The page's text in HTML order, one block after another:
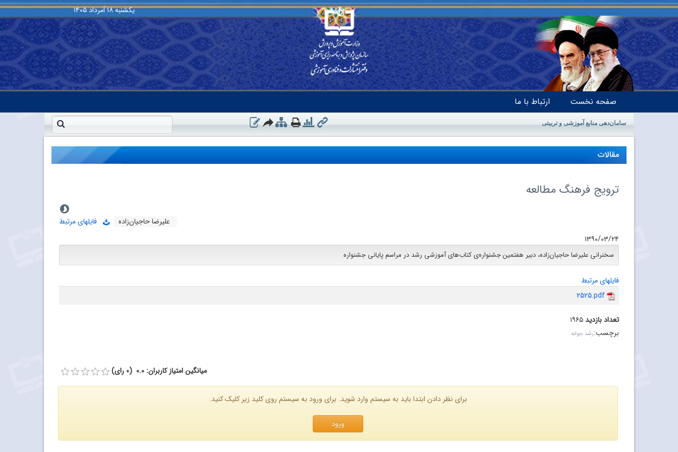
یکشنبه۱۸ اَمرداد ۱۴۰۵
صفحه نخست ارتباط با ما
سامان‌دهی منابع آموزشی و تربیتی
مقالات
ترویج فرهنگ مطالعه
علیرضا حاجیان‌زاده
فایلهای مرتبط
۱۳۹۰/۰۳/۲۴
سخنرانی علیرضا حاجیان‌زاده، دبیر هفتمین جشنواره‌ی کتاب‌هاى آموزشى رشد در مراسم پایانی جشنواره
فایلهای مرتبط
2525.pdf
تعداد بازدید۱۹۶۵
برچسب:رشد جوانه
میانگین امتیاز کاربران: 0.0 (0 رای)
برای نظر دادن ابتدا باید به سیستم وارد شوید. برای ورود به سیستم روی کلید زیر کلیک کنید.
ورود